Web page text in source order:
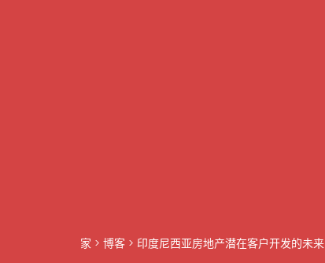
家 > 博客 > 印度尼西亚房地产潜在客户开发的未来